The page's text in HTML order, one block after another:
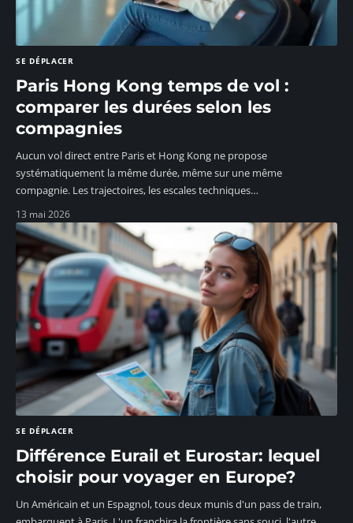
SE DÉPLACER
Paris Hong Kong temps de vol :
comparer les durées selon les
compagnies
Aucun vol direct entre Paris et Hong Kong ne propose
systématiquement la même durée, même sur une même
compagnie. Les trajectoires, les escales techniques…
13 mai 2026
SE DÉPLACER
Différence Eurail et Eurostar: lequel
choisir pour voyager en Europe?
Un Américain et un Espagnol, tous deux munis d'un pass de train,